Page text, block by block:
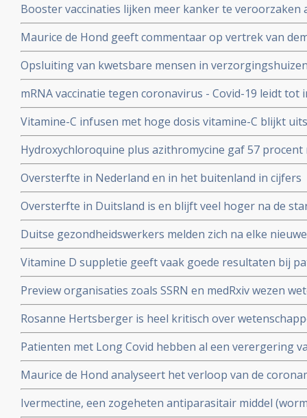
Booster vaccinaties lijken meer kanker te veroorzaken
en waarschuwt voor gebruik van mRNA vaccins als
Maurice de Hond geeft commentaar op vertrek van
Kuipers en verhoor van Fauci in Amerika en weerlegt
genadeloze analyse
Opsluiting van kwetsbare mensen in
de slechtst mogelijke resultaten
mRNA vaccinatie tegen coronavirus - Covid-19 leidt
natuurlijke infectie met Sars-Cov-2 leidt tot langdurige
Vitamine-C infusen met hoge dosis vitamine-C blijkt
besmet met het corona virus (COVID-19) en al met
Studie.
Hydroxychloroquine plus azithromycine gaf 57
coronavirus besmetting bij patienten opgenomen in
Belgische studie
Oversterfte in Nederland en in het buitenland in cijfers
Oversterfte in Duitsland is en blijft veel hoger na de
peer reviewed studie en artsencollectief schrijft
Duitse gezondheidswerkers melden zich na elke
coronavirus - Covid-19 vaker ziek blijkt uit
en derde vaccinatierondes
Vitamine D suppletie geeft vaak goede resultaten bij
coronavirus - Covid-19 en al opgenomen in het
analyse zien van alle studies wereldwijd
Preview organisaties zoals SSRN en medRxiv wezen
onderzoek af als die afweken van Amerikaans
de maatregelen.
Rosanne Hertsberger is heel kritisch over
gemanipuleeerd zwegen over misvattingen tijdens de
Patienten met Long Covid hebben al een verergering
vermoeidheid, moeite met het reguleren van de
disfunctie, zelfs na een lichte inspanning.
Maurice de Hond analyseert het verloop van de
opeenvolgende artikelen.
Ivermectine, een zogeheten antiparasitair middel